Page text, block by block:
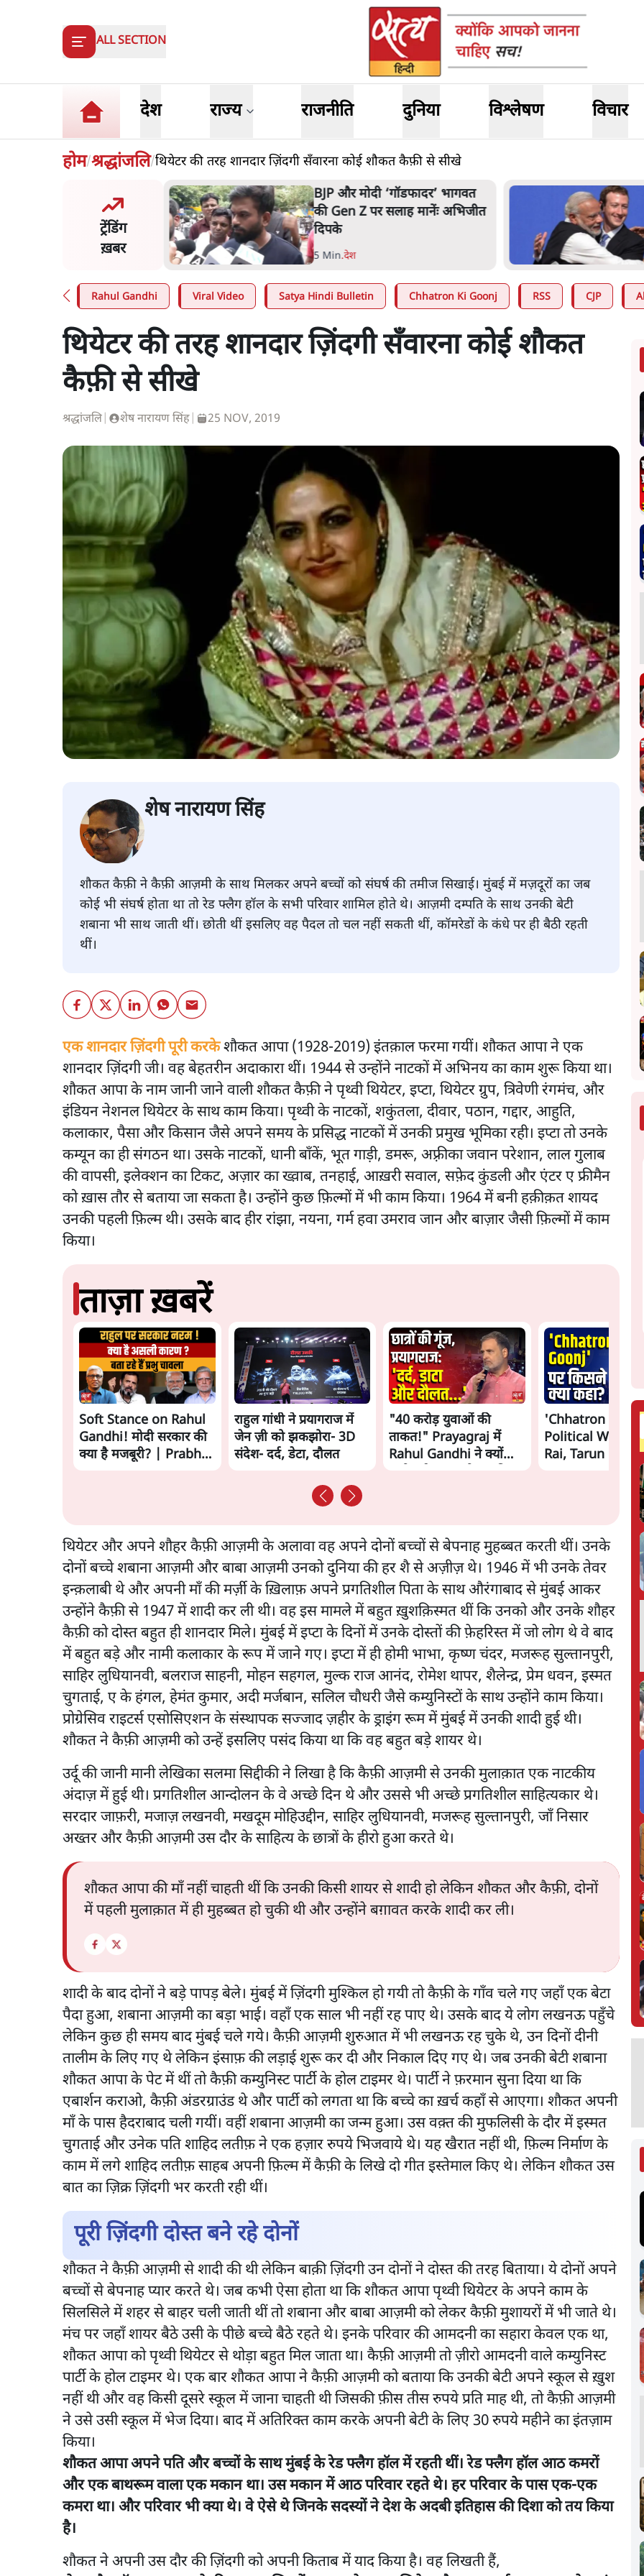
ALL SECTION
देश राज्य राजनीति दुनिया विश्लेषण विचार
होम/श्रद्धांजलि/थियेटर की तरह शानदार ज़िंदगी सँवारना कोई शौकत कैफ़ी से सीखे
ट्रेंडिंग
ख़बर
में काला नहीं, पूरी दाल ही
वाहनों को बरबाद कर रहा है
BJP और मोदी ‘गॉडफादर’ भागवत
की Gen Z पर सलाह मानेंः अभिजीत
दिपके
5 Min.देश
Rahul Gandhi Viral Video Satya Hindi Bulletin Chhatron Ki Goonj RSS CJP
थियेटर की तरह शानदार ज़िंदगी सँवारना कोई शौकत
कैफ़ी से सीखे
श्रद्धांजलि शेष नारायण सिंह 25 NOV, 2019
शेष नारायण सिंह
शौकत कैफ़ी ने कैफ़ी आज़मी के साथ मिलकर अपने बच्चों को संघर्ष की तमीज सिखाई। मुंबई में मज़दूरों का जब
कोई भी संघर्ष होता था तो रेड फ्लैग हॉल के सभी परिवार शामिल होते थे। आज़मी दम्पति के साथ उनकी बेटी
शबाना भी साथ जाती थीं। छोती थीं इसलिए वह पैदल तो चल नहीं सकती थीं, कॉमरेडों के कंधे पर ही बैठी रहती
थीं।
एक शानदार ज़िंदगी पूरी करकेशौकत आपा (1928-2019) इंतक़ाल फरमा गयीं। शौकत आपा ने एक
शानदार ज़िंदगी जी। वह बेहतरीन अदाकारा थीं। 1944 से उन्होंने नाटकों में अभिनय का काम शुरू किया था।
शौकत आपा के नाम जानी जाने वाली शौकत कैफ़ी ने पृथ्वी थियेटर, इप्टा, थियेटर ग्रुप, त्रिवेणी रंगमंच, और
इंडियन नेशनल थियेटर के साथ काम किया। पृथ्वी के नाटकों, शकुंतला, दीवार, पठान, गद्दार, आहुति,
कलाकार, पैसा और किसान जैसे अपने समय के प्रसिद्ध नाटकों में उनकी प्रमुख भूमिका रही। इप्टा तो उनके
कम्यून का ही संगठन था। उसके नाटकों, धानी बाँकें, भूत गाड़ी, डमरू, अफ़्रीका जवान परेशान, लाल गुलाब
की वापसी, इलेक्शन का टिकट, अज़ार का ख्व़ाब, तनहाई, आख़री सवाल, सफ़ेद कुंडली और एंटर ए फ्रीमैन
को ख़ास तौर से बताया जा सकता है। उन्होंने कुछ फ़िल्मों में भी काम किया। 1964 में बनी हक़ीक़त शायद
उनकी पहली फ़िल्म थी। उसके बाद हीर रांझा, नयना, गर्म हवा उमराव जान और बाज़ार जैसी फ़िल्मों में काम
किया।
ताज़ा ख़बरें
Soft Stance on Rahul
Gandhi! मोदी सरकार की
क्या है मजबूरी? | Prabhu
राहुल गांधी ने प्रयागराज में
जेन ज़ी को झकझोरा- 3D
संदेश- दर्द, डेटा, दौलत
"40 करोड़ युवाओं की
ताकत!" Prayagraj में
Rahul Gandhi ने क्यों
'Chhatron Ki
Political War!
Rai, Tarun
Shatrughan on
थियेटर और अपने शौहर कैफ़ी आज़मी के अलावा वह अपने दोनों बच्चों से बेपनाह मुहब्बत करती थीं। उनके
दोनों बच्चे शबाना आज़मी और बाबा आज़मी उनको दुनिया की हर शै से अज़ीज़ थे। 1946 में भी उनके तेवर
इन्क़लाबी थे और अपनी माँ की मर्ज़ी के ख़िलाफ़ अपने प्रगतिशील पिता के साथ औरंगाबाद से मुंबई आकर
उन्होंने कैफ़ी से 1947 में शादी कर ली थी। वह इस मामले में बहुत ख़ुशक़िस्मत थीं कि उनको और उनके शौहर
कैफ़ी को दोस्त बहुत ही शानदार मिले। मुंबई में इप्टा के दिनों में उनके दोस्तों की फ़ेहरिस्त में जो लोग थे वे बाद
में बहुत बड़े और नामी कलाकार के रूप में जाने गए। इप्टा में ही होमी भाभा, कृष्ण चंदर, मजरूह सुल्तानपुरी,
साहिर लुधियानवी, बलराज साहनी, मोहन सहगल, मुल्क राज आनंद, रोमेश थापर, शैलेन्द्र, प्रेम धवन, इस्मत
चुगताई, ए के हंगल, हेमंत कुमार, अदी मर्जबान, सलिल चौधरी जैसे कम्युनिस्टों के साथ उन्होंने काम किया।
प्रोग्रेसिव राइटर्स एसोसिएशन के संस्थापक सज्जाद ज़हीर के ड्राइंग रूम में मुंबई में उनकी शादी हुई थी।
शौकत ने कैफ़ी आज़मी को उन्हें इसलिए पसंद किया था कि वह बहुत बड़े शायर थे।
उर्दू की जानी मानी लेखिका सलमा सिद्दीकी ने लिखा है कि कैफ़ी आज़मी से उनकी मुलाक़ात एक नाटकीय
अंदाज़ में हुई थी। प्रगतिशील आन्दोलन के वे अच्छे दिन थे और उससे भी अच्छे प्रगतिशील साहित्यकार थे।
सरदार जाफ़री, मजाज़ लखनवी, मखदूम मोहिउद्दीन, साहिर लुधियानवी, मजरूह सुल्तानपुरी, जाँ निसार
अख्तर और कैफ़ी आज़मी उस दौर के साहित्य के छात्रों के हीरो हुआ करते थे।
शौकत आपा की माँ नहीं चाहती थीं कि उनकी किसी शायर से शादी हो लेकिन शौकत और कैफ़ी, दोनों
में पहली मुलाक़ात में ही मुहब्बत हो चुकी थी और उन्होंने बग़ावत करके शादी कर ली।
शादी के बाद दोनों ने बड़े पापड़ बेले। मुंबई में ज़िंदगी मुश्किल हो गयी तो कैफ़ी के गाँव चले गए जहाँ एक बेटा
पैदा हुआ, शबाना आज़मी का बड़ा भाई। वहाँ एक साल भी नहीं रह पाए थे। उसके बाद ये लोग लखनऊ पहुँचे
लेकिन कुछ ही समय बाद मुंबई चले गये। कैफ़ी आज़मी शुरुआत में भी लखनऊ रह चुके थे, उन दिनों दीनी
तालीम के लिए गए थे लेकिन इंसाफ़ की लड़ाई शुरू कर दी और निकाल दिए गए थे। जब उनकी बेटी शबाना
शौकत आपा के पेट में थीं तो कैफ़ी कम्युनिस्ट पार्टी के होल टाइमर थे। पार्टी ने फ़रमान सुना दिया था कि
एबार्शन कराओ, कैफ़ी अंडरग्राउंड थे और पार्टी को लगता था कि बच्चे का ख़र्च कहाँ से आएगा। शौकत अपनी
माँ के पास हैदराबाद चली गयीं। वहीं शबाना आज़मी का जन्म हुआ। उस वक़्त की मुफलिसी के दौर में इस्मत
चुगताई और उनेक पति शाहिद लतीफ़ ने एक हज़ार रुपये भिजवाये थे। यह खैरात नहीं थी, फ़िल्म निर्माण के
काम में लगे शाहिद लतीफ़ साहब अपनी फ़िल्म में कैफ़ी के लिखे दो गीत इस्तेमाल किए थे। लेकिन शौकत उस
बात का ज़िक्र ज़िंदगी भर करती रही थीं।
पूरी ज़िंदगी दोस्त बने रहे दोनों
शौकत ने कैफ़ी आज़मी से शादी की थी लेकिन बाक़ी ज़िंदगी उन दोनों ने दोस्त की तरह बिताया। ये दोनों अपने
बच्चों से बेपनाह प्यार करते थे। जब कभी ऐसा होता था कि शौकत आपा पृथ्वी थियेटर के अपने काम के
सिलसिले में शहर से बाहर चली जाती थीं तो शबाना और बाबा आज़मी को लेकर कैफ़ी मुशायरों में भी जाते थे।
मंच पर जहाँ शायर बैठे उसी के पीछे बच्चे बैठे रहते थे। इनके परिवार की आमदनी का सहारा केवल एक था,
शौकत आपा को पृथ्वी थियेटर से थोड़ा बहुत मिल जाता था। कैफ़ी आज़मी तो ज़ीरो आमदनी वाले कम्युनिस्ट
पार्टी के होल टाइमर थे। एक बार शौकत आपा ने कैफ़ी आज़मी को बताया कि उनकी बेटी अपने स्कूल से ख़ुश
नहीं थी और वह किसी दूसरे स्कूल में जाना चाहती थी जिसकी फ़ीस तीस रुपये प्रति माह थी, तो कैफ़ी आज़मी
ने उसे उसी स्कूल में भेज दिया। बाद में अतिरिक्त काम करके अपनी बेटी के लिए 30 रुपये महीने का इंतज़ाम
किया।
शौकत आपा अपने पति और बच्चों के साथ मुंबई के रेड फ्लैग हॉल में रहती थीं। रेड फ्लैग हॉल आठ कमरों
और एक बाथरूम वाला एक मकान था। उस मकान में आठ परिवार रहते थे। हर परिवार के पास एक-एक
कमरा था। और परिवार भी क्या थे। वे ऐसे थे जिनके सदस्यों ने देश के अदबी इतिहास की दिशा को तय किया
है।
शौकत ने अपनी उस दौर की ज़िंदगी को अपनी किताब में याद किया है। वह लिखती हैं,